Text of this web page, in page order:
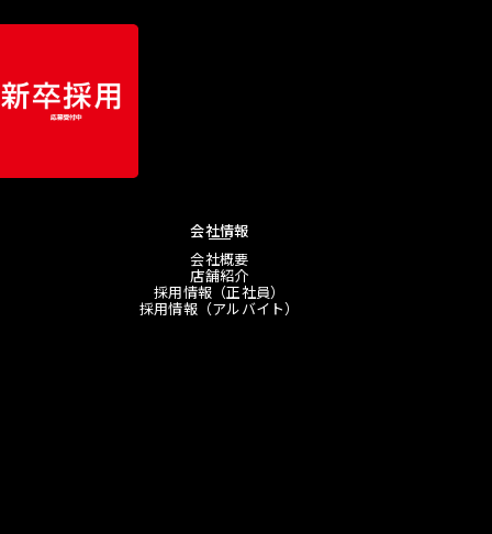
会社情報
会社概要
店舗紹介
採用情報（正社員）
採用情報（アルバイト）